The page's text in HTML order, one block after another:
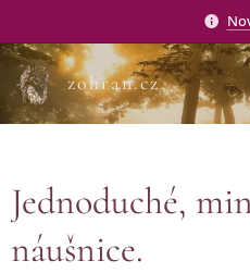
zohran.cz
Jednoduché,
náušnice.